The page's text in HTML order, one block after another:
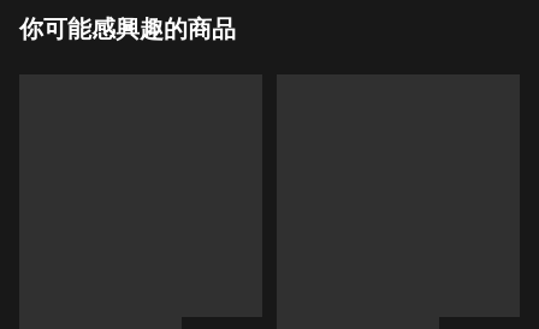
你可能感興趣的商品